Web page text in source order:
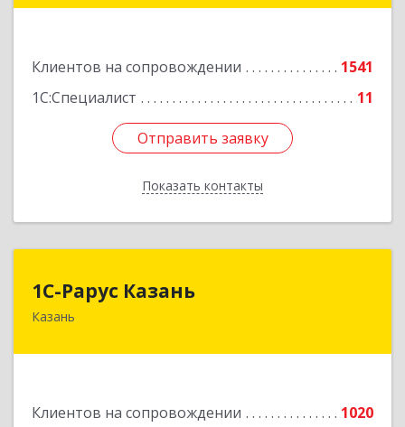
Клиентов на сопровождении
1541
1С:Специалист
11
Отправить заявку
Показать контакты
Подробнее
Отправить заявку
Назад
1С-Рарус Казань
Казань
Клиентов на сопровождении
1020
420088, Татарстан Респ, Казань г, Победы пр-